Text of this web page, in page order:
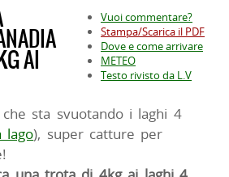
Vuoi commentare?
Stampa/Scarica il PDF
Dove e come arrivare
METEO
Testo rivisto da L.V
AI
sta svuotando i laghi 4
lago), super catture per